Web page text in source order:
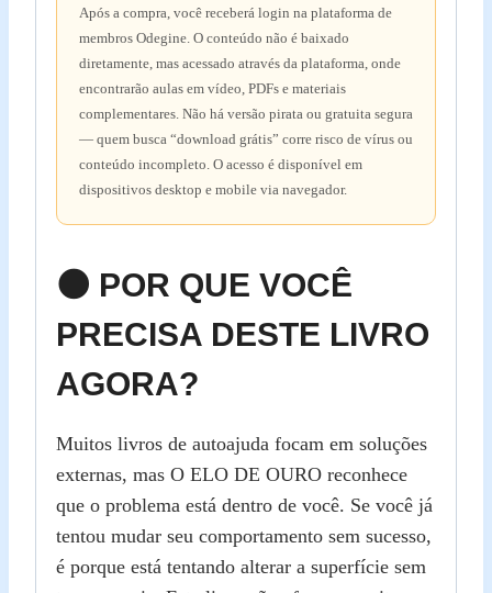
Após a compra, você receberá login na plataforma de
membros Odegine. O conteúdo não é baixado
diretamente, mas acessado através da plataforma, onde
encontrarão aulas em vídeo, PDFs e materiais
complementares. Não há versão pirata ou gratuita segura
— quem busca “download grátis” corre risco de vírus ou
conteúdo incompleto. O acesso é disponível em
dispositivos desktop e mobile via navegador.
🌑 POR QUE VOCÊ
PRECISA DESTE LIVRO
AGORA?
Muitos livros de autoajuda focam em soluções
externas, mas O ELO DE OURO reconhece
que o problema está dentro de você. Se você já
tentou mudar seu comportamento sem sucesso,
é porque está tentando alterar a superfície sem